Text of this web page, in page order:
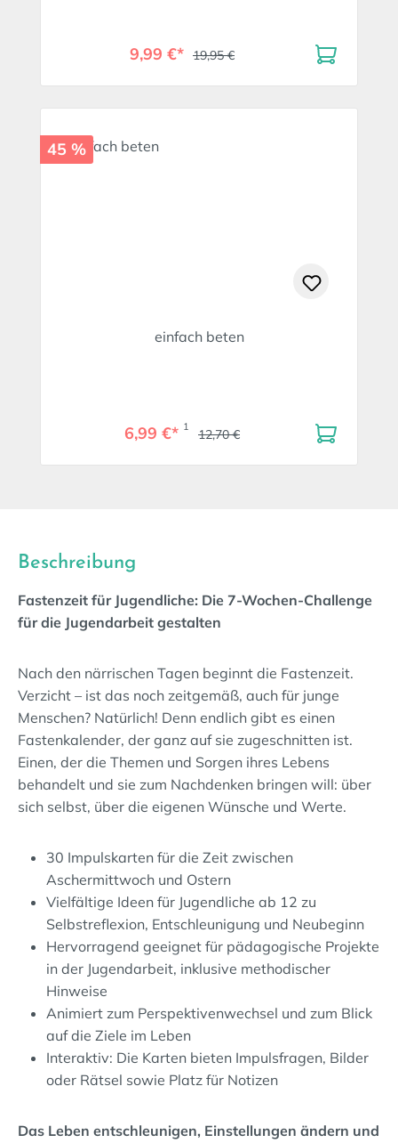
9,99 €* 19,95 €
45 %
einfach beten
6,99 €* 1 12,70 €
Beschreibung
Fastenzeit für Jugendliche: Die 7-Wochen-Challenge
für die Jugendarbeit gestalten
Nach den närrischen Tagen beginnt die Fastenzeit.
Verzicht – ist das noch zeitgemäß, auch für junge
Menschen? Natürlich! Denn endlich gibt es einen
Fastenkalender, der ganz auf sie zugeschnitten ist.
Einen, der die Themen und Sorgen ihres Lebens
behandelt und sie zum Nachdenken bringen will: über
sich selbst, über die eigenen Wünsche und Werte.
30 Impulskarten für die Zeit zwischen
Aschermittwoch und Ostern
Vielfältige Ideen für Jugendliche ab 12 zu
Selbstreflexion, Entschleunigung und Neubeginn
Hervorragend geeignet für pädagogische Projekte
in der Jugendarbeit, inklusive methodischer
Hinweise
Animiert zum Perspektivenwechsel und zum Blick
auf die Ziele im Leben
Interaktiv: Die Karten bieten Impulsfragen, Bilder
oder Rätsel sowie Platz für Notizen
Das Leben entschleunigen, Einstellungen ändern und